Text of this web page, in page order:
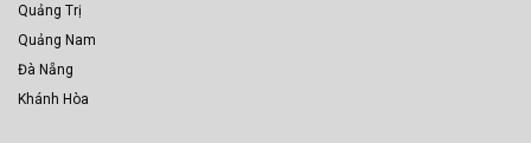
Quảng Trị
Quảng Nam
Đà Nẵng
Khánh Hòa